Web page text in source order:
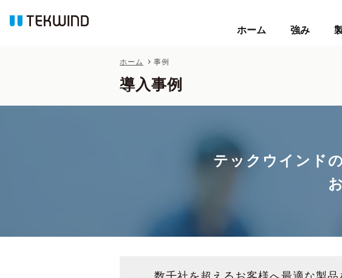
ホーム 強み
ホーム 事例
導入事例
ホーム 強み
テックウインド
数千社を超えるお客様へ最適な製